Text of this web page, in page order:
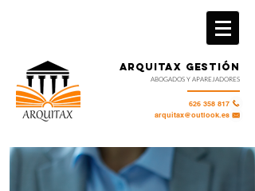
ARQUITAX GESTIÓN
ABOGADOS Y APAREJADORES
arquitax@outlook.es
626 358 817